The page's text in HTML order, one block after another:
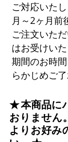
ご対応いた
月～2ヶ月前
ご注文いた
はお受けい
期間のお時
らかじめご
本商品に
おりません
よりお好み